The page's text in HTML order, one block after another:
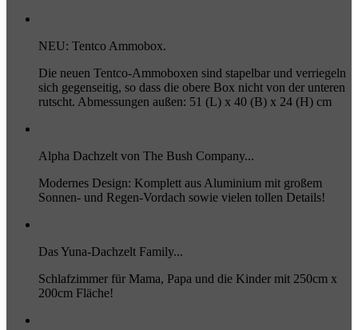
NEU: Tentco Ammobox.
Die neuen Tentco-Ammoboxen sind stapelbar und verriegeln
sich gegenseitig, so dass die obere Box nicht von der unteren
rutscht. Abmessungen außen: 51 (L) x 40 (B) x 24 (H) cm
Alpha Dachzelt von The Bush Company...
Modernes Design: Komplett aus Aluminium mit großem
Sonnen- und Regen-Vordach sowie vielen tollen Details!
Das Yuna-Dachzelt Family...
Schlafzimmer für Mama, Papa und die Kinder mit 250cm x
200cm Fläche!